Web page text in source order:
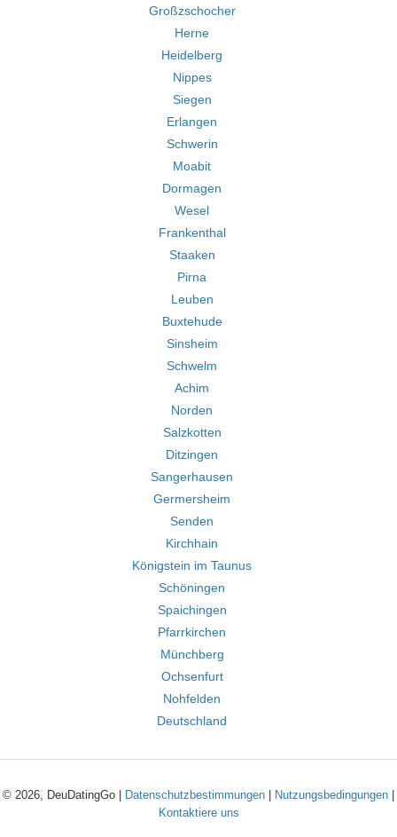
Großzschocher
Herne
Heidelberg
Nippes
Siegen
Erlangen
Schwerin
Moabit
Dormagen
Wesel
Frankenthal
Staaken
Pirna
Leuben
Buxtehude
Sinsheim
Schwelm
Achim
Norden
Salzkotten
Ditzingen
Sangerhausen
Germersheim
Senden
Kirchhain
Königstein im Taunus
Schöningen
Spaichingen
Pfarrkirchen
Münchberg
Ochsenfurt
Nohfelden
Deutschland
© 2026, DeuDatingGo | Datenschutzbestimmungen Nutzungsbedingungen
Kontaktiere uns